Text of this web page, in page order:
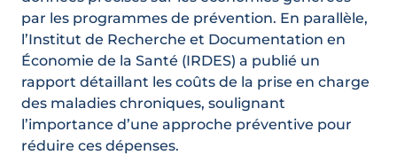
par les programmes de prévention. En parallèle,
l’Institut de Recherche et Documentation en
Économie de la Santé (IRDES) a publié un
rapport détaillant les coûts de la prise en charge
des maladies chroniques, soulignant
l’importance d’une approche préventive pour
réduire ces dépenses.